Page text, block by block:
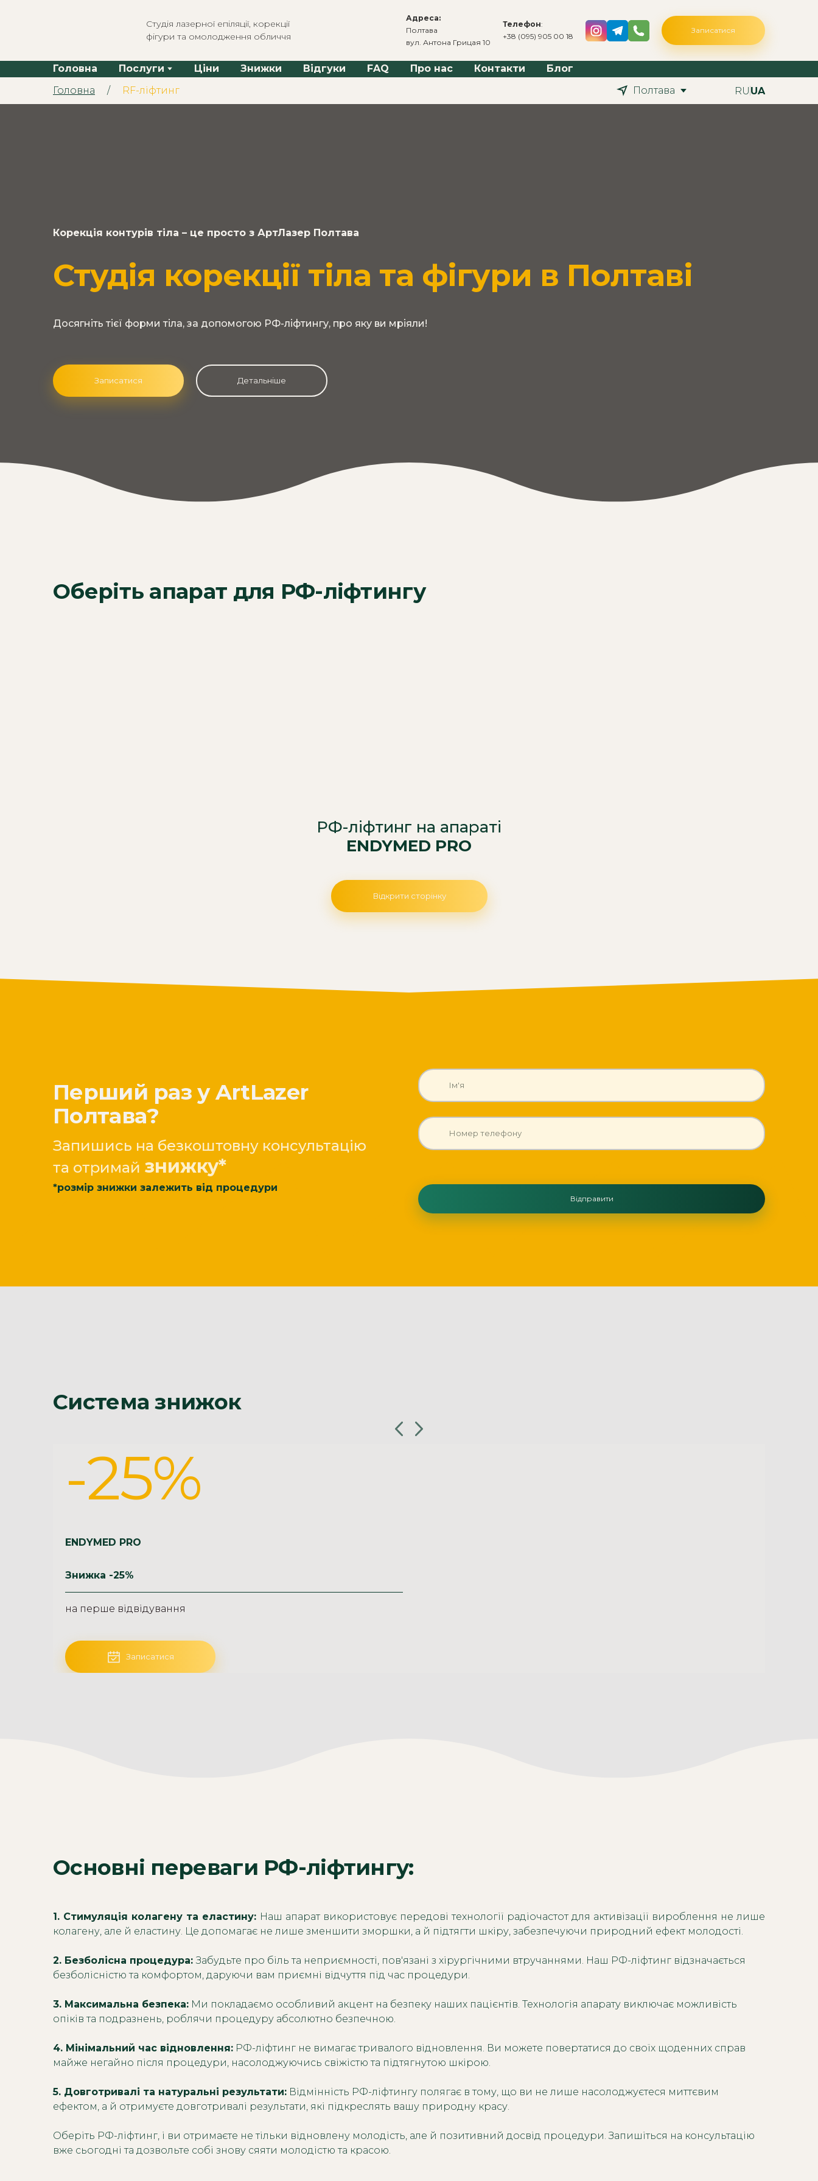
Студія лазерної епіляції, корекції
фігури та омолодження обличчя
Адреса:
Полтава
вул. Антона Грицая 10
Телефон:
+38 (095) 905 00 18
Записатися
Головна Послуги Ціни Знижки Відгуки FAQ Про нас Контакти
Блог
Головна
/ RF-ліфтинг Полтава RU UA
Корекція контурів тіла – це просто з АртЛазер Полтава
Студія корекції тіла та фігури в Полтаві
Досягніть тієї форми тіла, за допомогою РФ-ліфтингу, про яку ви мріяли!
Записатися Детальніше
Оберіть апарат для РФ-ліфтингу
РФ-ліфтинг на апараті
ENDYMED PRO
Відкрити сторінку
Перший раз у ArtLazer
Полтава?
Запишись на безкоштовну консультацію
та отримай знижку*
*розмір знижки залежить від процедури
Відправити
Система знижок
-25%
ENDYMED PRO
Знижка -25%
на перше відвідування
Записатися
Основні переваги РФ-ліфтингу:
1. Стимуляція колагену та еластину: Наш апарат використовує передові технології радіочастот для активізації вироблення не лише
колагену, але й еластину. Це допомагає не лише зменшити зморшки, а й підтягти шкіру, забезпечуючи природний ефект молодості.
2. Безболісна процедура:Забудьте про біль та неприємності, пов'язані з хірургічними втручаннями. Наш РФ-ліфтинг відзначається
безболісністю та комфортом, даруючи вам приємні відчуття під час процедури.
3. Максимальна безпека: Ми покладаємо особливий акцент на безпеку наших пацієнтів. Технологія апарату виключає можливість
опіків та подразнень, роблячи процедуру абсолютно безпечною.
4. Мінімальний час відновлення: РФ-ліфтинг не вимагає тривалого відновлення. Ви можете повертатися до своїх щоденних справ
майже негайно після процедури, насолоджуючись свіжістю та підтягнутою шкірою.
5. Довготривалі та натуральні результати: Відмінність РФ-ліфтингу полягає в тому, що ви не лише насолоджуєтеся миттєвим
ефектом, а й отримуєте довготривалі результати, які підкреслять вашу природну красу.
Оберіть РФ-ліфтинг, і ви отримаєте не тільки відновлену молодість, але й позитивний досвід процедури. Запишіться на консультацію
вже сьогодні та дозвольте собі знову сяяти молодістю та красою.